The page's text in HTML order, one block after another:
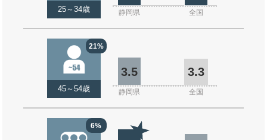
25～34歳 静岡県 全国
21%
45～54歳
3.5 3.3
静岡県 全国
6%